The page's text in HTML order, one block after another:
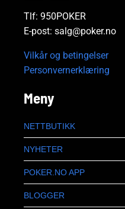
Tlf: 950POKER
E-post: salg@poker.no
Vilkår og betingelser
Personvernerklæring
Meny
NETTBUTIKK
NYHETER
POKER.NO APP
BLOGGER